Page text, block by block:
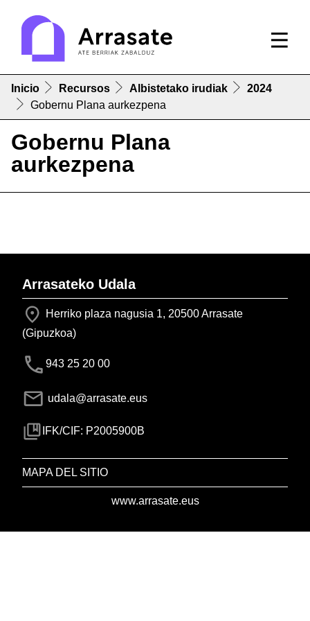
Inicio Recursos Albistetako irudiak
2024
Gobernu Plana aurkezpena
Gobernu Plana
aurkezpena
Arrasateko Udala
Herriko plaza nagusia 1, 20500 Arrasate
(Gipuzkoa)
943 25 20 00
udala@arrasate.eus
IFK/CIF: P2005900B
MAPA DEL SITIO
www.arrasate.eus